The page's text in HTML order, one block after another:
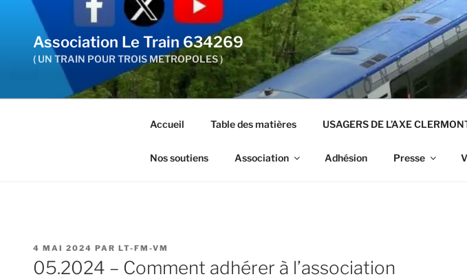
contenu
principal
Association Le Train 634269
( UN TRAIN POUR TROIS METROPOLES )
Accueil Table des matières USAGERS DE L’AXE
Nos soutiens Association Adhésion Presse
PUBLIÉ
LE
4 MAI 2024 PAR LT-FM-VM
05.2024 – Comment adhérer à l’association